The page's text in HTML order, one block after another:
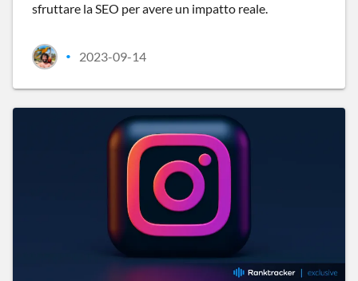
sfruttare la SEO per avere un impatto reale.
• 2023-09-14